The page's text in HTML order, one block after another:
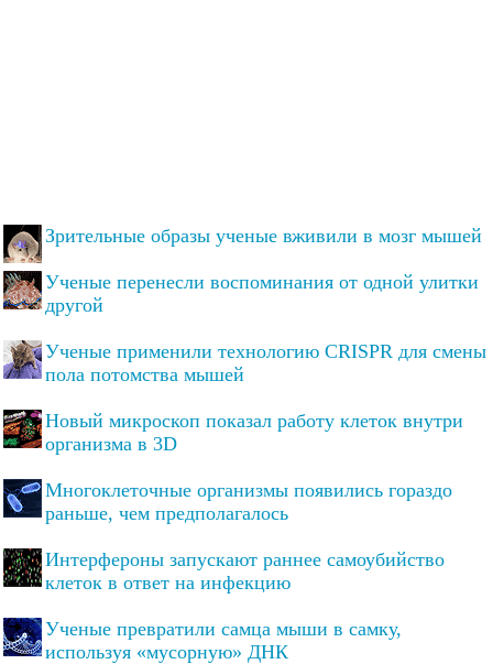
Зрительные образы ученые вживили в мозг мышей
Ученые перенесли воспоминания от одной улитки
другой
Ученые применили технологию CRISPR для смены
пола потомства мышей
Новый микроскоп показал работу клеток внутри
организма в 3D
Многоклеточные организмы появились гораздо
раньше, чем предполагалось
Интерфероны запускают раннее самоубийство
клеток в ответ на инфекцию
Ученые превратили самца мыши в самку,
используя «мусорную» ДНК